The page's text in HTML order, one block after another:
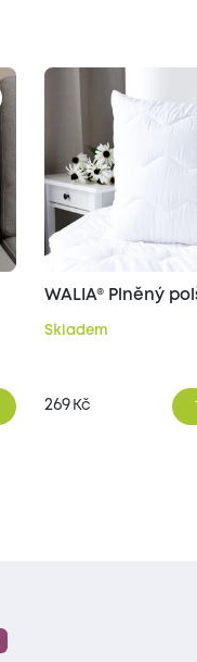
WALIA® Plněný
Skladem
269 Kč